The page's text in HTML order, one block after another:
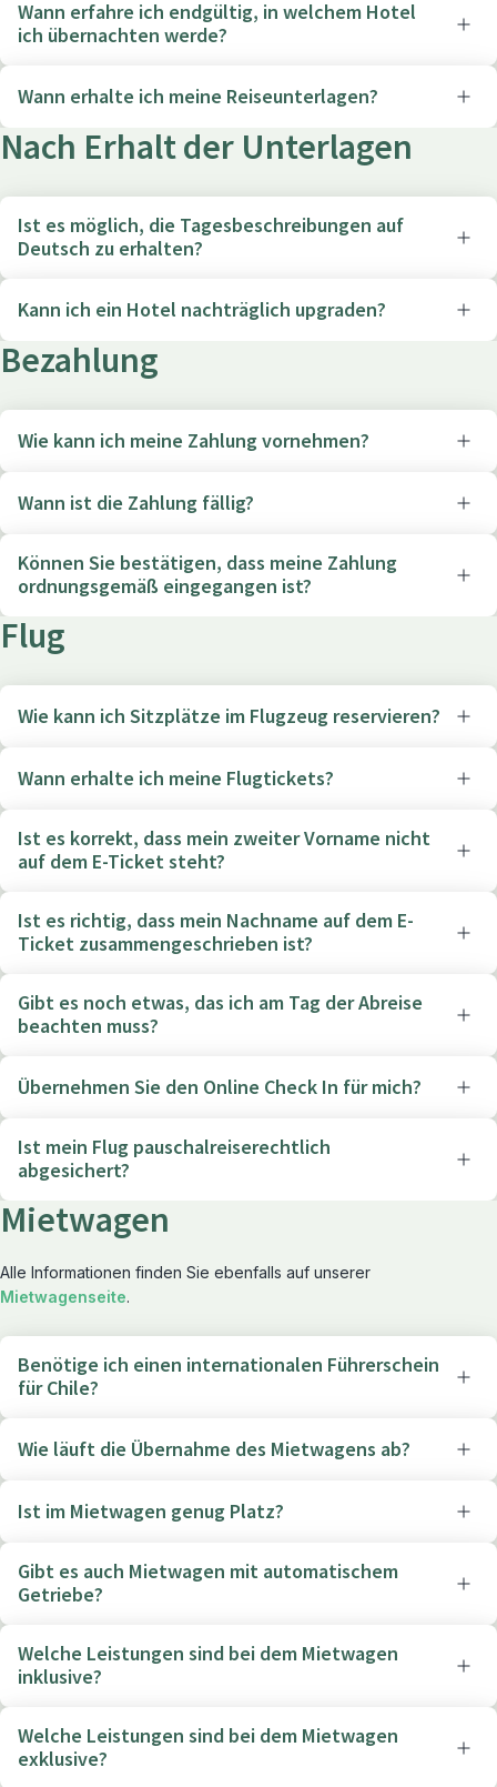
Wann erfahre ich endgültig, in welchem Hotel
ich übernachten werde?
Wann erhalte ich meine Reiseunterlagen?
Nach Erhalt der Unterlagen
Ist es möglich, die Tagesbeschreibungen auf
Deutsch zu erhalten?
Kann ich ein Hotel nachträglich upgraden?
Bezahlung
Wie kann ich meine Zahlung vornehmen?
Wann ist die Zahlung fällig?
Können Sie bestätigen, dass meine Zahlung
ordnungsgemäß eingegangen ist?
Flug
Wie kann ich Sitzplätze im Flugzeug reservieren?
Wann erhalte ich meine Flugtickets?
Ist es korrekt, dass mein zweiter Vorname nicht
auf dem E-Ticket steht?
Ist es richtig, dass mein Nachname auf dem E-
Ticket zusammengeschrieben ist?
Gibt es noch etwas, das ich am Tag der Abreise
beachten muss?
Übernehmen Sie den Online Check In für mich?
Ist mein Flug pauschalreiserechtlich
abgesichert?
Mietwagen
Alle Informationen finden Sie ebenfalls auf unserer
Mietwagenseite.
Benötige ich einen internationalen Führerschein
für Chile?
Wie läuft die Übernahme des Mietwagens ab?
Ist im Mietwagen genug Platz?
Gibt es auch Mietwagen mit automatischem
Getriebe?
Welche Leistungen sind bei dem Mietwagen
inklusive?
Welche Leistungen sind bei dem Mietwagen
exklusive?